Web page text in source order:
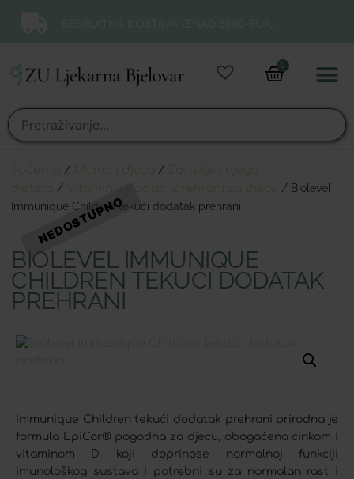
0
/ /
/
/ Biolevel
Immunique Children tekući dodatak prehrani
BIOLEVEL IMMUNIQUE
CHILDREN TEKUĆI DODATAK
PREHRANI
Immunique Children tekući dodatak prehrani prirodna je
formula EpiCor® pogodna za djecu, obogaćena cinkom i
vitaminom D koji doprinose normalnoj funkciji
imunološkog sustava i potrebni su za normalan rast i